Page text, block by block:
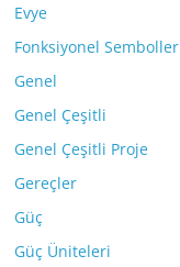
Evye
Fonksiyonel Semboller
Genel
Genel Çeşitli
Genel Çeşitli Proje
Gereçler
Güç
Güç Üniteleri